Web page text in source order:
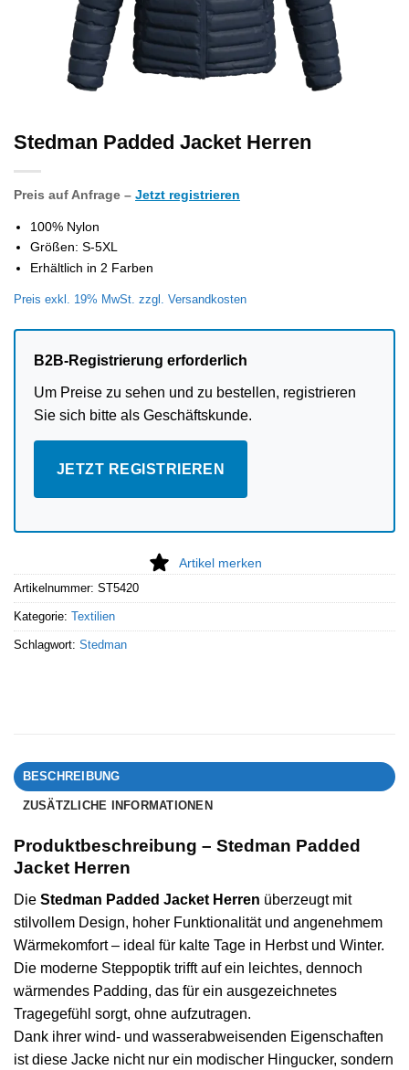
Stedman Padded Jacket Herren
Preis auf Anfrage – Jetzt registrieren
100% Nylon
Größen: S-5XL
Erhältlich in 2 Farben
Preis exkl. 19% MwSt. zzgl. Versandkosten
B2B-Registrierung erforderlich
Um Preise zu sehen und zu bestellen, registrieren
Sie sich bitte als Geschäftskunde.
JETZT REGISTRIEREN
Artikel merken
Artikelnummer: ST5420
Kategorie: Textilien
Schlagwort: Stedman
BESCHREIBUNG
ZUSÄTZLICHE INFORMATIONEN
Produktbeschreibung – Stedman Padded
Jacket Herren
Die Stedman Padded Jacket Herren überzeugt mit
stilvollem Design, hoher Funktionalität und angenehmem
Wärmekomfort – ideal für kalte Tage in Herbst und Winter.
Die moderne Steppoptik trifft auf ein leichtes, dennoch
wärmendes Padding, das für ein ausgezeichnetes
Tragegefühl sorgt, ohne aufzutragen.
Dank ihrer wind- und wasserabweisenden Eigenschaften
ist diese Jacke nicht nur ein modischer Hingucker, sondern